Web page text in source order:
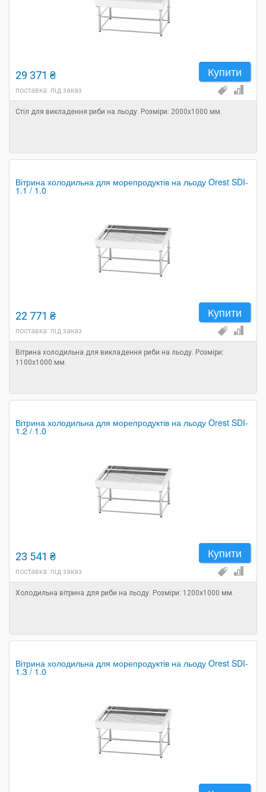
Купити
29 371 ₴
поставка: під заказ
Стіл для викладення риби на льоду. Розміри: 2000х1000 мм.
Вітрина холодильна для морепродуктів на льоду Orest SDI-
1.1 / 1.0
Купити
22 771 ₴
поставка: під заказ
Вітрина холодильна для викладення риби на льоду. Розміри:
1100х1000 мм.
Вітрина холодильна для морепродуктів на льоду Orest SDI-
1.2 / 1.0
Купити
23 541 ₴
поставка: під заказ
Холодильна вітрина для риби на льоду. Розміри: 1200х1000 мм.
Вітрина холодильна для морепродуктів на льоду Orest SDI-
1.3 / 1.0